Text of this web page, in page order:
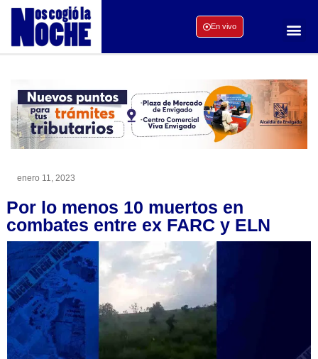
En vivo
enero 11, 2023
Por lo menos 10 muertos en
combates entre ex FARC y ELN